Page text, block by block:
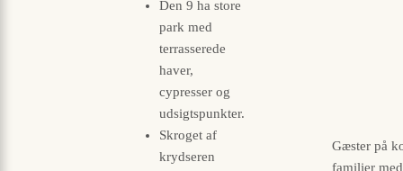
Den 9 ha store
park med
terrasserede
haver,
cypresser og
udsigtspunkter.
Skroget af
krydseren
Gæster på
familier